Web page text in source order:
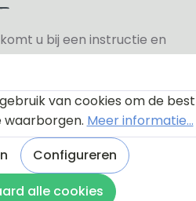
u bij een instructie en
geeft door de
u precies hoe u zelf uw
aanpassen en naar uw
van cookies om de best
waarborgen. Meer informatie...
Configureren
alle cookies